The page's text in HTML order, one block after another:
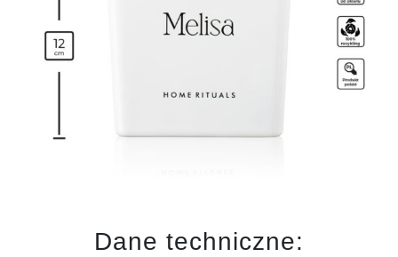
Dane techniczne: